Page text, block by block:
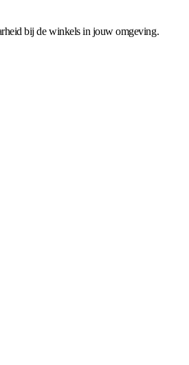
bij de winkels in jouw omgeving.